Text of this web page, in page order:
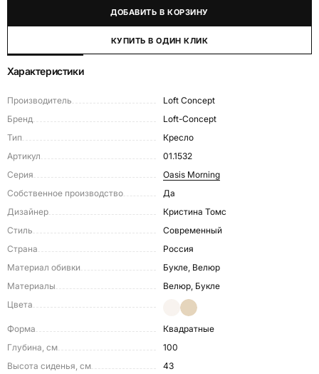
ДОБАВИТЬ В КОРЗИНУ
КУПИТЬ В ОДИН КЛИК
Характеристики
Производитель
Loft Concept
Бренд
Loft-Concept
Тип
Кресло
Артикул
01.1532
Серия
Oasis Morning
Собственное производство
Да
Дизайнер
Кристина Томс
Стиль
Современный
Страна
Россия
Материал обивки
Букле, Велюр
Материалы
Велюр, Букле
Цвета
Форма
Квадратные
Глубина, см
100
Высота сиденья, см
43